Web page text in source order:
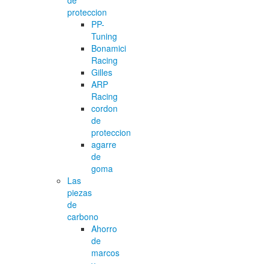
proteccion
PP-
Tuning
Bonamici
Racing
Gilles
ARP
Racing
cordon
de
proteccion
agarre
de
goma
Las
piezas
de
carbono
Ahorro
de
marcos